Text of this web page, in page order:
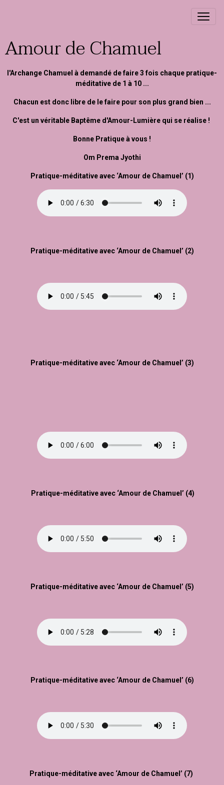
Amour de Chamuel
l'Archange Chamuel à demandé de faire 3 fois chaque pratique-
méditative de 1 à 10 ...
Chacun est donc libre de le faire pour son plus grand bien ...
C'est un véritable Baptême d'Amour-Lumière qui se réalise !
Bonne Pratique à vous !
Om Prema Jyothi
Pratique-méditative avec ‘Amour de Chamuel’ (1)
Pratique-méditative avec ‘Amour de Chamuel’ (2)
Pratique-méditative avec ‘Amour de Chamuel’ (3)
Pratique-méditative avec ‘Amour de Chamuel’ (4)
Pratique-méditative avec ‘Amour de Chamuel’ (5)
Pratique-méditative avec ‘Amour de Chamuel’ (6)
Pratique-méditative avec ‘Amour de Chamuel’ (7)